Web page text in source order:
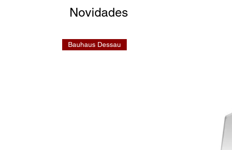
Novidades
Bauhaus Dessau